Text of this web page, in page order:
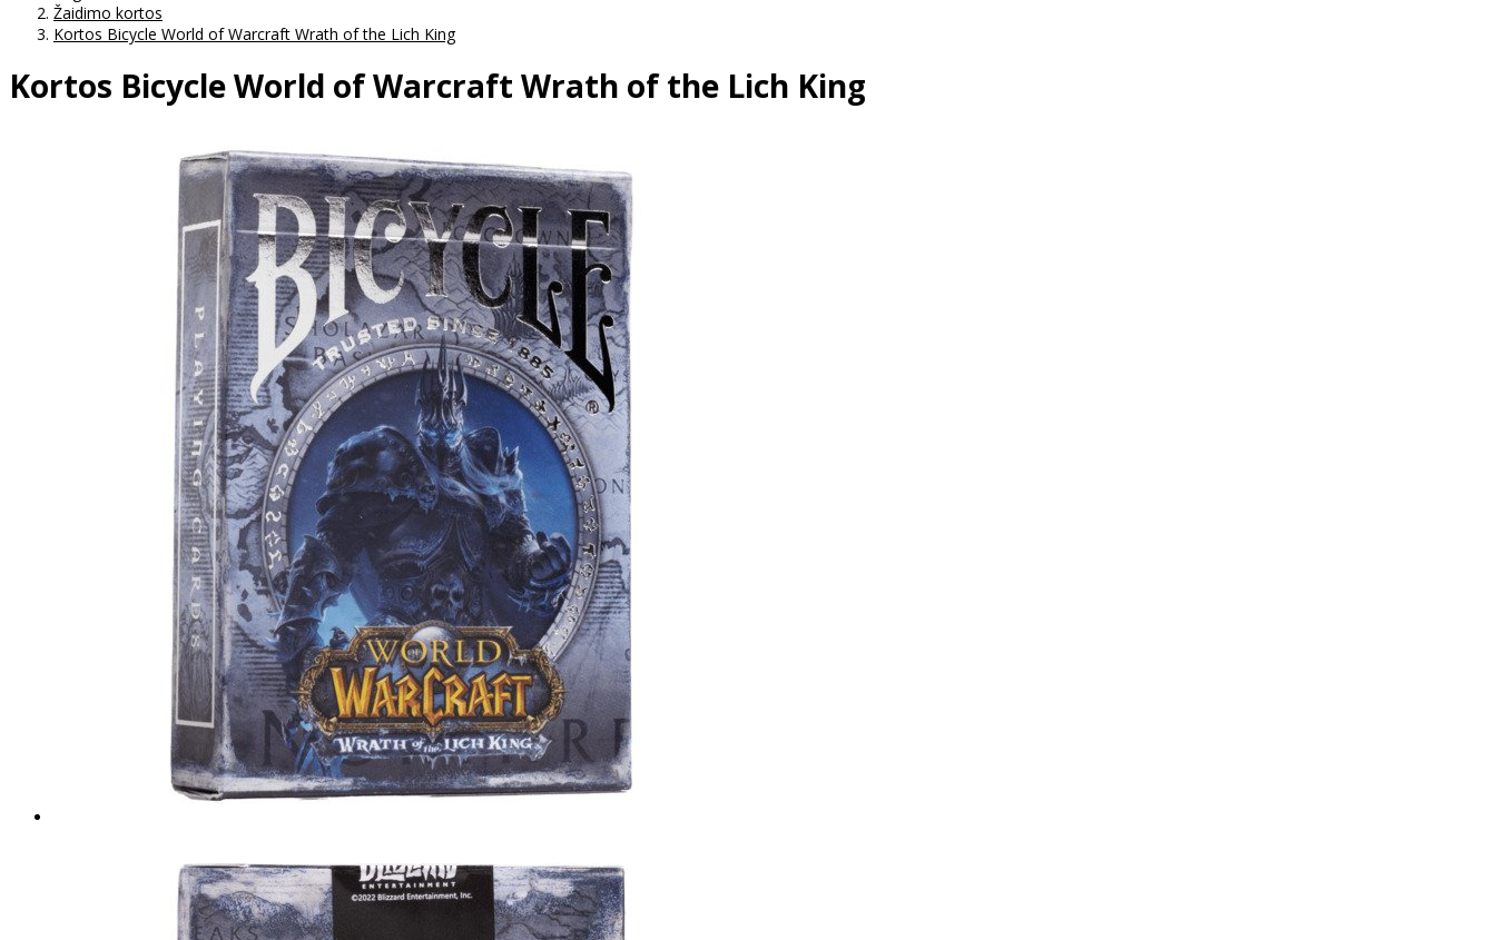
Žaidimo kortos
Kortos Bicycle World of Warcraft Wrath of the Lich King
Kortos Bicycle World of Warcraft Wrath of the Lich King